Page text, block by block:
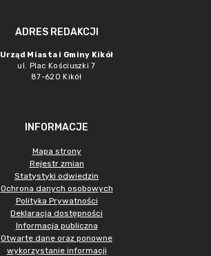
ADRES REDAKCJI
Urząd Miasta i Gminy Kikół
ul. Plac Kościuszki 7
87-620 Kikół
INFORMACJE
Mapa strony
Rejestr zmian
Statystyki odwiedzin
Ochrona danych osobowych
Polityka Prywatności
Deklaracja dostępności
Informacja publiczna
Otwarte dane oraz ponowne
wykorzystanie informacji